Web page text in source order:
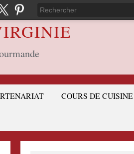
COURS DE CUISINE